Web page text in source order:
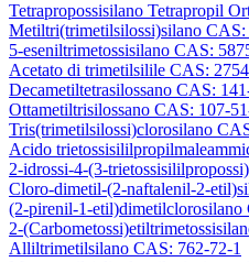
Tetrapropossisilano Tetrapropil
Metiltri(trimetilsilossi)silano CAS:
5-eseniltrimetossisilano CAS:
Acetato di trimetilsilile CAS:
Decametiltetrasilossano CAS:
Ottametiltrisilossano CAS: 107-
Tris(trimetilsilossi)clorosilano
Acido
2-idrossi-4-(3-
Cloro-dimetil-(2-naftalenil-2-
(2-pirenil-1-etil)dimetilclorosilano
2-
Alliltrimetilsilano CAS: 762-72-1